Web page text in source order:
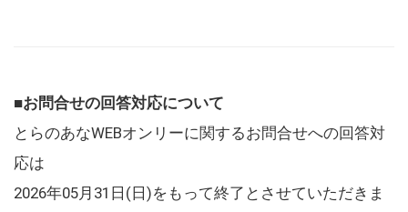
■お問合せの回答対応について
とらのあなWEBオンリーに関するお問合せへの回答対
応は
2026年05月31日(日)をもって終了とさせていただきま